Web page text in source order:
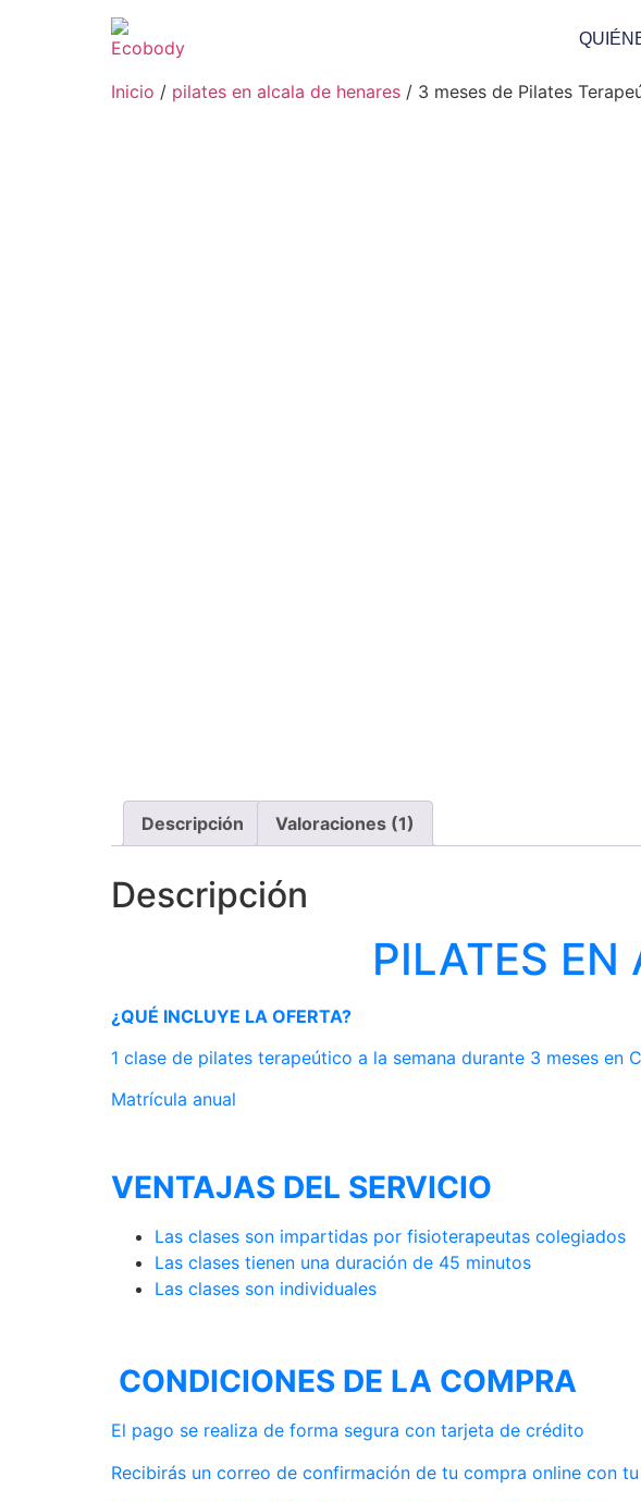
Inicio / pilates en alcala de henares / 3 meses de Pilates
Descripción Valoraciones (1)
Descripción
PILATES EN
¿QUÉ INCLUYE LA OFERTA?
1 clase de pilates terapeútico a la semana durante 3 meses en
Matrícula anual
VENTAJAS DEL SERVICIO
Las clases son impartidas por fisioterapeutas colegiados
Las clases tienen una duración de 45 minutos
Las clases son individuales
CONDICIONES DE LA COMPRA
El pago se realiza de forma segura con tarjeta de crédito
Recibirás un correo de confirmación de tu compra online con